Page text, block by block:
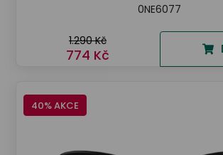
0NE6077
1.290 Kč
774 Kč
40% AKCE